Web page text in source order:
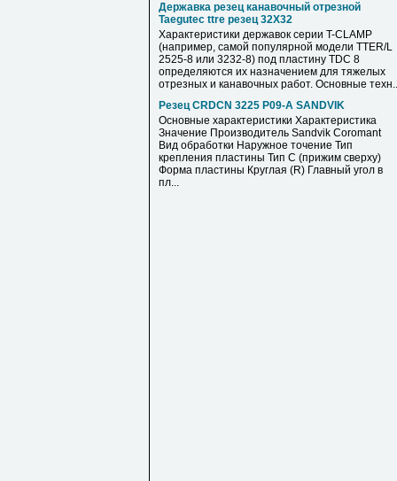
Державка резец канавочный отрезной
Taegutec ttre резец 32Х32
Характеристики державок серии T-CLAMP
(например, самой популярной модели TTER/L
2525-8 или 3232-8) под пластину TDC 8
определяются их назначением для тяжелых
отрезных и канавочных работ. Основные
Резец CRDCN 3225 P09-A SANDVIK
Основные характеристики Характеристика
Значение Производитель Sandvik Coromant
Вид обработки Наружное точение Тип
крепления пластины Тип C (прижим сверху)
Форма пластины Круглая (R) Главный угол в
пл...